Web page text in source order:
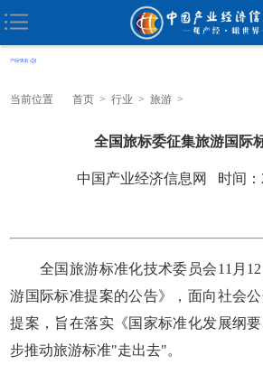
当前位置 首页 > 行业 > 旅游 >
全国旅标委征集旅游国际
中国产业经济信息网 时间：
全国旅游标准化技术委员会11月12
游国际标准提案的公告》，面向社会
提案，旨在落实《国家标准化发展纲
步推动旅游标准"走出去"。